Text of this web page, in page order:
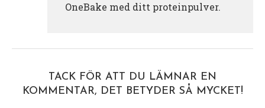
OneBake med ditt proteinpulver.
TACK FÖR ATT DU LÄMNAR EN
KOMMENTAR, DET BETYDER SÅ MYCKET!